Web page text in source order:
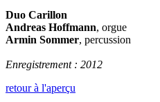
Duo Carillon
Andreas Hoffmann, orgue
Armin Sommer, percussion
Enregistrement : 2012
retour à l'aperçu